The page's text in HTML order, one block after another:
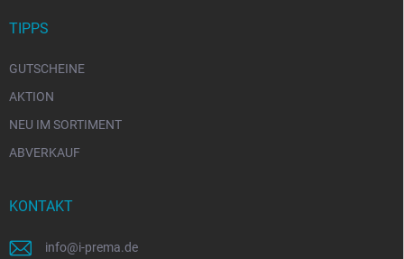
TIPPS
GUTSCHEINE
AKTION
NEU IM SORTIMENT
ABVERKAUF
KONTAKT
info@i-prema.de